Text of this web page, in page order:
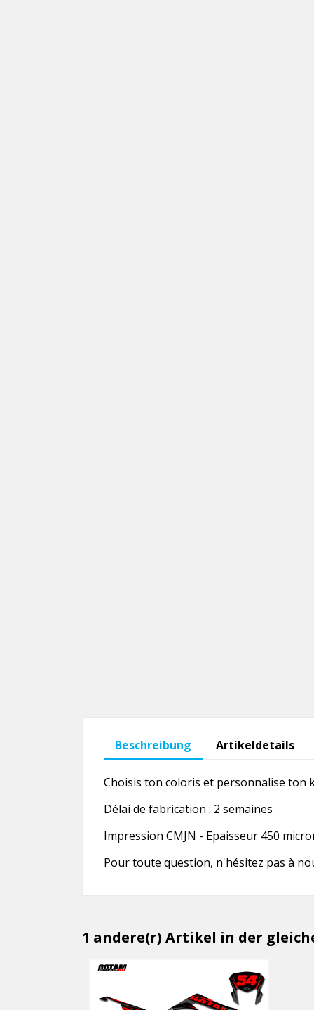
Beschreibung Artikeldetails
Choisis ton coloris et personnalise ton
Délai de fabrication : 2 semaines
Impression CMJN - Epaisseur 450
Pour toute question, n'hésitez pas à
1 andere(r) Artikel in der